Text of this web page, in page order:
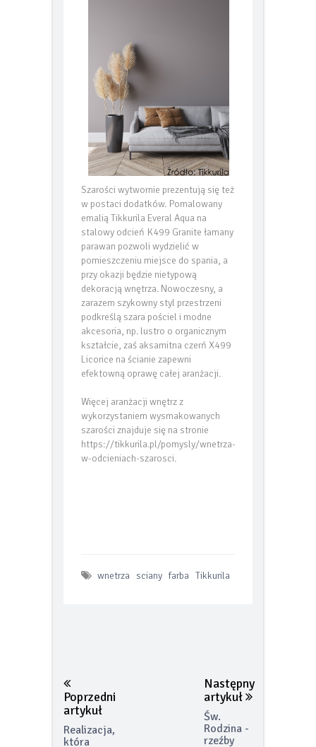
Szarości wytwornie prezentują się też
w postaci dodatków. Pomalowany
emalią Tikkurila Everal Aqua na
stalowy odcień K499 Granite łamany
parawan pozwoli wydzielić w
pomieszczeniu miejsce do spania, a
przy okazji będzie nietypową
dekoracją wnętrza. Nowoczesny, a
zarazem szykowny styl przestrzeni
podkreślą szara pościel i modne
akcesoria, np. lustro o organicznym
kształcie, zaś aksamitna czerń X499
Licorice na ścianie zapewni
efektowną oprawę całej aranżacji.
Więcej aranżacji wnętrz z
wykorzystaniem wysmakowanych
szarości znajduje się na stronie
https://tikkurila.pl/pomysly/wnetrza-
w-odcieniach-szarosci.
wnetrza sciany farba Tikkurila
Poprzedni
artykuł
Realizacja,
która
Następny
artykuł
Św.
Rodzina -
rzeźby